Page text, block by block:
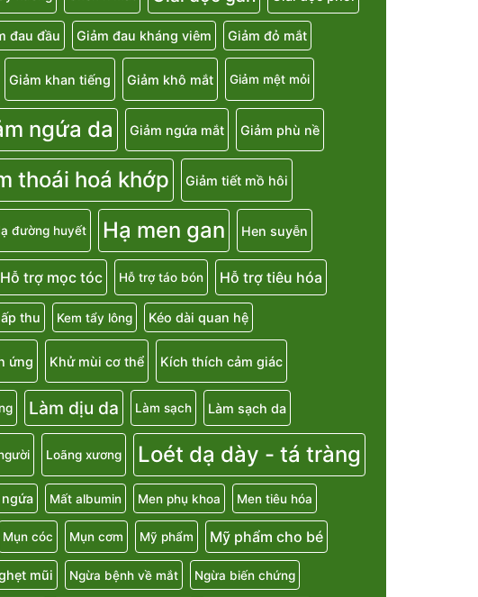
đau đầu Giảm đau kháng viêm Giảm đỏ mắt
Giảm khan tiếng Giảm khô mắt Giảm mệt mỏi
ngứa da Giảm ngứa mắt Giảm phù nề
thoái hoá khớp Giảm tiết mồ hôi
đường huyết Hạ men gan Hen suyễn
Hỗ trợ mọc tóc Hỗ trợ táo bón Hỗ trợ tiêu hóa
thu Kem tẩy lông Kéo dài quan hệ
ứng Khử mùi cơ thể Kích thích cảm giác
Làm dịu da Làm sạch Làm sạch da
Loãng xương Loét dạ dày - tá tràng
Mất albumin Men phụ khoa Men tiêu hóa
Mụn cóc Mụn cơm Mỹ phẩm Mỹ phẩm cho bé
mũi Ngừa bệnh về mắt Ngừa biến chứng